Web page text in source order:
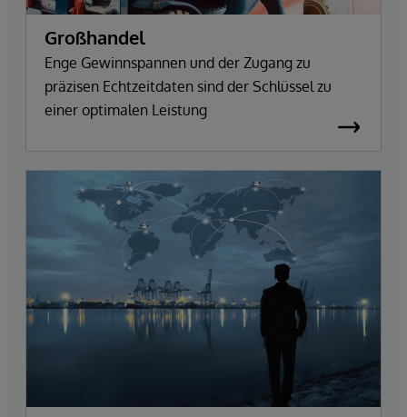
Großhandel
Enge Gewinnspannen und der Zugang zu
präzisen Echtzeitdaten sind der Schlüssel zu
einer optimalen Leistung